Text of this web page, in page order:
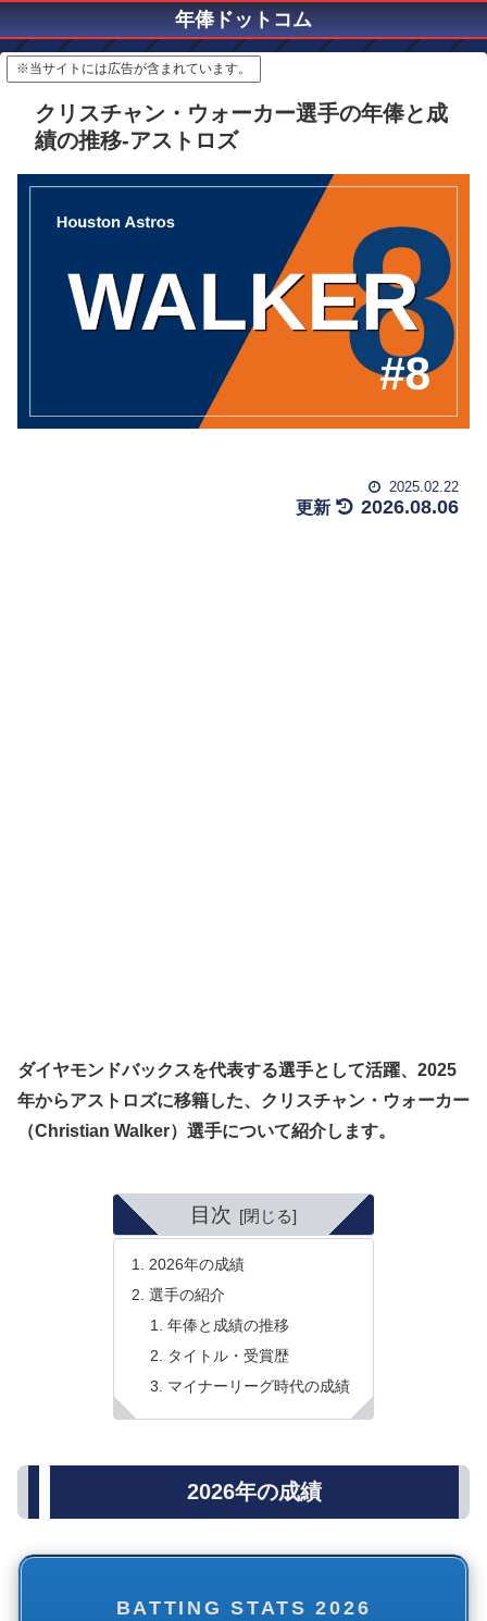
年俸ドットコム
※当サイトには広告が含まれています。
クリスチャン・ウォーカー選手の年俸と成
績の推移-アストロズ
2025.02.22
2026.08.06
ダイヤモンドバックスを代表する選手として活躍、2025
年からアストロズに移籍した、クリスチャン・ウォーカー
（Christian Walker）選手について紹介します。
目次
2026年の成績
選手の紹介
年俸と成績の推移
タイトル・受賞歴
マイナーリーグ時代の成績
2026年の成績
BATTING STATS 2026